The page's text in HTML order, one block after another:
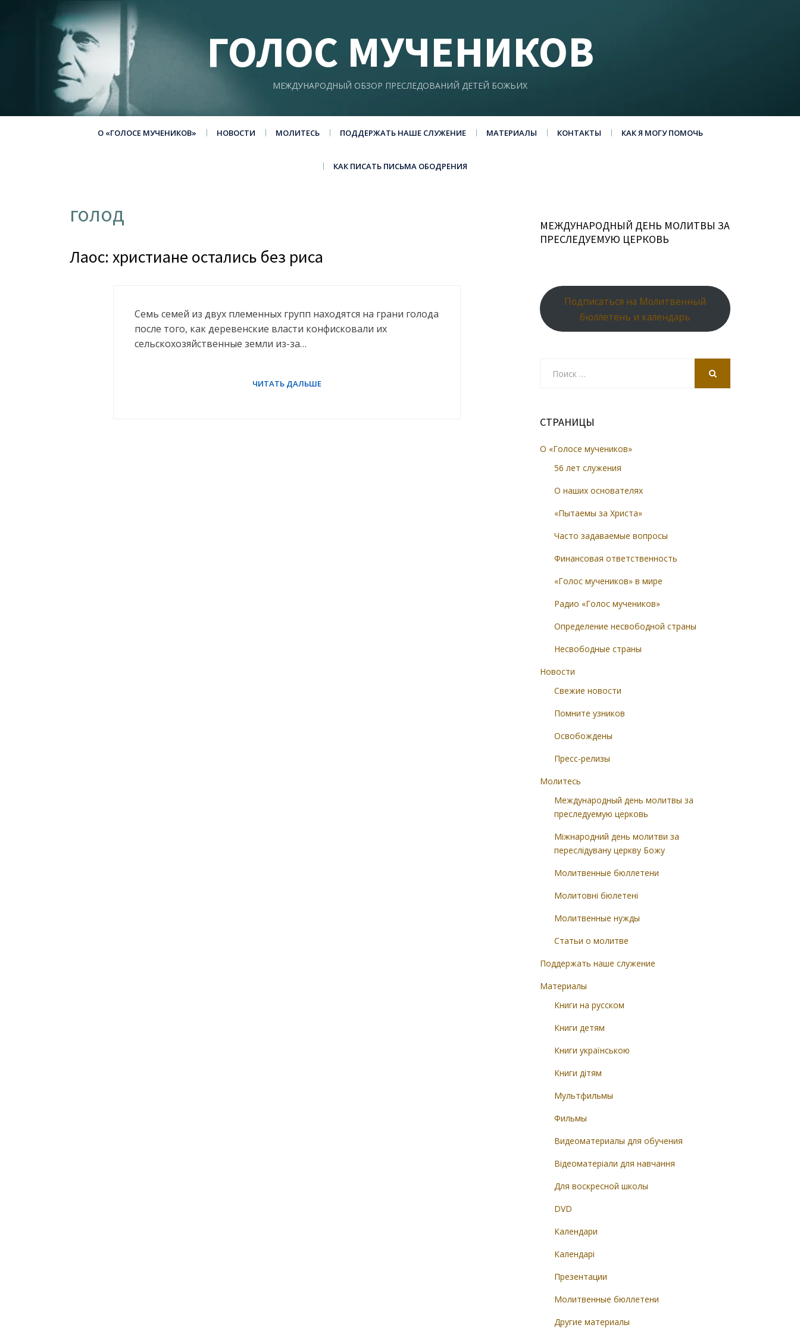
ГОЛОС МУЧЕНИКОВ
МЕЖДУНАРОДНЫЙ ОБЗОР ПРЕСЛЕДОВАНИЙ ДЕТЕЙ БОЖЬИХ
О «ГОЛОСЕ МУЧЕНИКОВ» НОВОСТИ МОЛИТЕСЬ ПОДДЕРЖАТЬ НАШЕ СЛУЖЕНИЕ МАТЕРИАЛЫ КОНТАКТЫ КАК Я МОГУ ПОМОЧЬ
КАК ПИСАТЬ ПИСЬМА ОБОДРЕНИЯ
голод
Лаос: христиане остались без риса
Семь семей из двух племенных групп находятся на грани голода
после того, как деревенские власти конфисковали их
сельскохозяйственные земли из-за…
МЕЖДУНАРОДНЫЙ ДЕНЬ МОЛИТВЫ ЗА
ПРЕСЛЕДУЕМУЮ ЦЕРКОВЬ
Подписаться на Молитвенный
бюллетень и календарь
СТРАНИЦЫ
О «Голосе мучеников»
56 лет служения
О наших основателях
«Пытаемы за Христа»
Часто задаваемые вопросы
Финансовая ответственность
«Голос мучеников» в мире
Радио «Голос мучеников»
Определение несвободной страны
Несвободные страны
Новости
Свежие новости
Помните узников
Освобождены
Пресс-релизы
Молитесь
Международный день молитвы за
преследуемую церковь
Міжнародний день молитви за
переслідувану церкву Божу
Молитвенные бюллетени
Молитовні бюлетені
Молитвенные нужды
Статьи о молитве
Поддержать наше служение
Материалы
Книги на русском
Книги детям
Книги українською
Книги дітям
Мультфильмы
Фильмы
Видеоматериалы для обучения
Відеоматеріали для навчання
Для воскресной школы
DVD
Календари
Календарі
Презентации
Молитвенные бюллетени
Другие материалы